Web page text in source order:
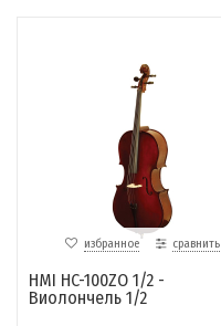
избранное сравнить
HMI HC-100ZO 1/2 -
Виолончель 1/2